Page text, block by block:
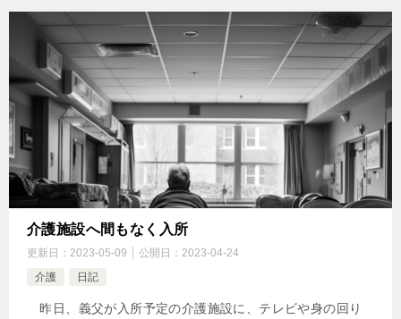
介護施設へ間もなく入所
更新日： 2023-05-09 公開日： 2023-04-24
介護
日記
昨日、義父が入所予定の介護施設に、テレビや身の回り